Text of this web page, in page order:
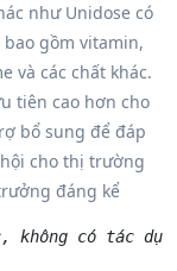
như Unidose có
gồm vitamin,
và các chất khác.
tiên cao hơn cho
bổ sung để đáp
cho thị trường
đáng kể
không có tác